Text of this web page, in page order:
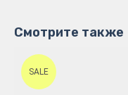
Смотрите также
SALE